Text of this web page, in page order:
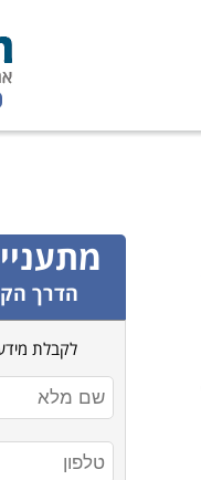
הדרך
לקבלת